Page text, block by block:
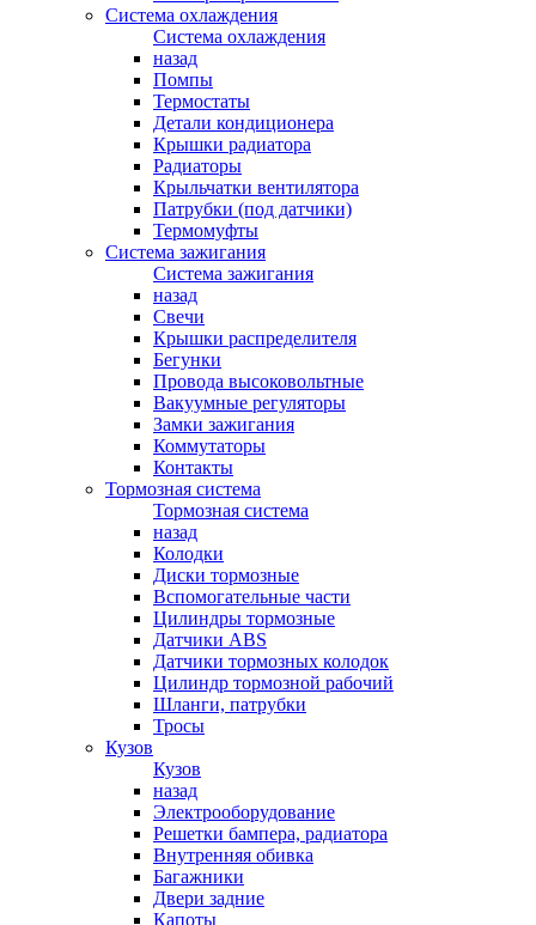
Система охлаждения
Система охлаждения
назад
Помпы
Термостаты
Детали кондиционера
Крышки радиатора
Радиаторы
Крыльчатки вентилятора
Патрубки (под датчики)
Термомуфты
Система зажигания
Система зажигания
назад
Свечи
Крышки распределителя
Бегунки
Провода высоковольтные
Вакуумные регуляторы
Замки зажигания
Коммутаторы
Контакты
Тормозная система
Тормозная система
назад
Колодки
Диски тормозные
Вспомогательные части
Цилиндры тормозные
Датчики ABS
Датчики тормозных колодок
Цилиндр тормозной рабочий
Шланги, патрубки
Тросы
Кузов
Кузов
назад
Электрооборудование
Решетки бампера, радиатора
Внутренняя обивка
Багажники
Двери задние
Капоты